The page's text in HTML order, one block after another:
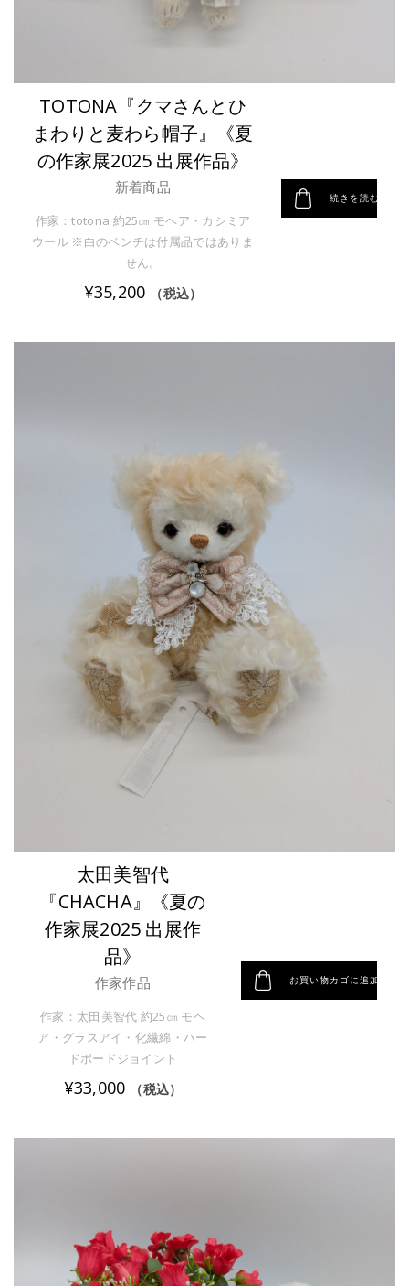
TOTONA『クマさんとひ
まわりと麦わら帽子』《夏
の作家展2025 出展作品》
新着商品
作家：totona 約25㎝ モヘア・カシミア
ウール ※白のベンチは付属品ではありま
せん。
¥35,200 （税込）
続きを読む
太田美智代
『CHACHA』《夏の
作家展2025 出展作
品》
作家作品
作家：太田美智代 約25㎝ モヘ
ア・グラスアイ・化繊綿・ハー
ドボードジョイント
¥33,000 （税込）
お買い物カゴに追加